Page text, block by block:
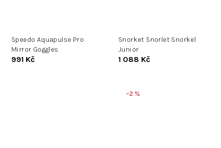
Speedo Aquapulse Pro
Mirror Goggles
991 Kč
Snorket Snorlet Snorkel
Junior
1 088 Kč
–2 %